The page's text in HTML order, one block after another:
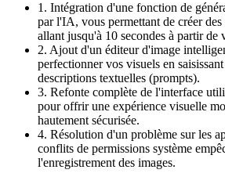
1. Intégration d'une fonction de
par l'IA, vous permettant de créer
allant jusqu'à 10 secondes à partir de
2. Ajout d'un éditeur d'image
perfectionner vos visuels en
descriptions textuelles (prompts).
3. Refonte complète de l'interface
pour offrir une expérience visuelle
hautement sécurisée.
4. Résolution d'un problème sur les
conflits de permissions système
l'enregistrement des images.